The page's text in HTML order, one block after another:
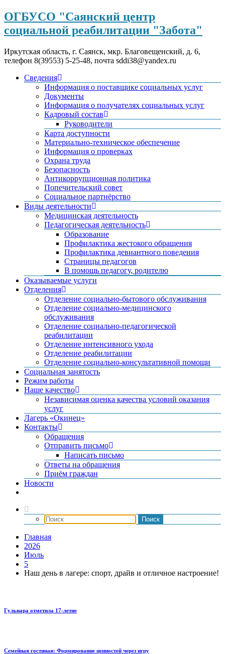
ОГБУСО "Саянский центр
социальной реабилитации "Забота"
Иркутская область, г. Саянск, мкр. Благовещенский, д. 6,
телефон 8(39553) 5-25-48, почта sddi38@yandex.ru
Сведения
Информация о поставщике социальных услуг
Документы
Информация о получателях социальных услуг
Кадровый состав
Руководители
Карта доступности
Материально-техническое обеспечение
Информация о проверках
Охрана труда
Безопасность
Антикоррупционная политика
Попечительский совет
Социальное партнёрство
Виды деятельности
Медицинская деятельность
Педагогическая деятельность
Образование
Профилактика жестокого обращения
Профилактика девиантного поведения
Страницы педагогов
В помощь педагогу, родителю
Оказываемые услуги
Отделения
Отделение социально-бытового обслуживания
Отделение социально-медицинского
обслуживания
Отделение социально-педагогической
реабилитации
Отделение интенсивного ухода
Отделение реабилитации
Отделение социально-консультативной помощи
Социальная занятость
Режим работы
Наше качество
Независимая оценка качества условий оказания
услуг
Лагерь «Окинец»
Контакты
Обращения
Отправить письмо
Написать письмо
Ответы на обращения
Приём граждан
Новости
Главная
2026
Июль
5
Наш день в лагере: спорт, драйв и отличное настроение!
Гульнара отметила 17‑летие
Семейная гостиная: Формирование ценностей через игру